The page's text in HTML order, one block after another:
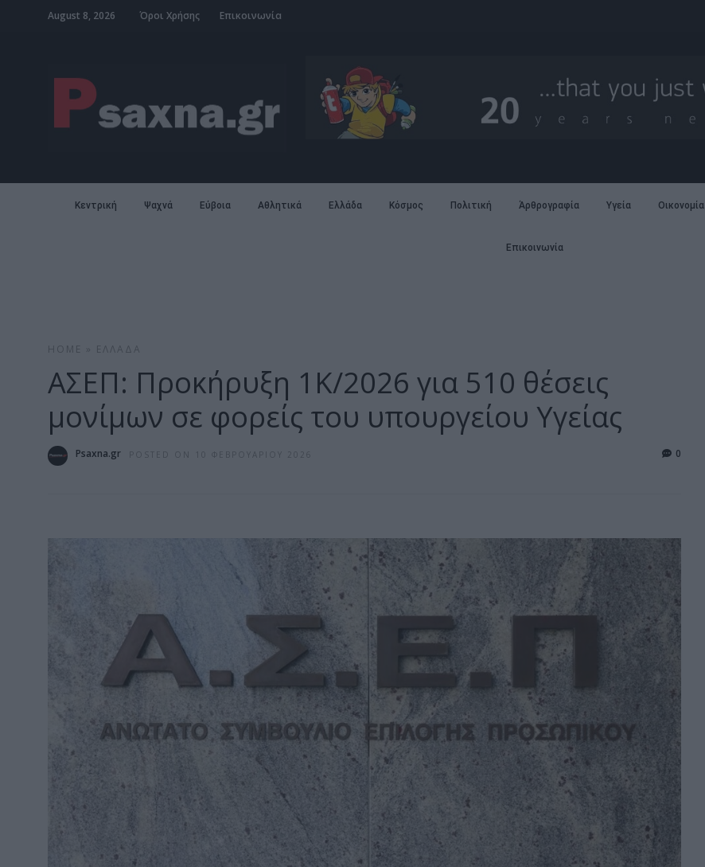
August 8, 2026 Όροι Χρήσης Επικοινωνία
Κεντρική Ψαχνά Εύβοια Αθλητικά Ελλάδα Κόσμος Πολιτική Άρθρογραφία Υγεία Οικονομία
Επικοινωνία
HOME ΕΛΛΆΔΑ
ΑΣΕΠ: Προκήρυξη 1Κ/2026 για 510 θέσεις
μονίμων σε φορείς του υπουργείου Υγείας
Psaxna.gr POSTED ON 10 ΦΕΒΡΟΥΑΡΊΟΥ 2026 0